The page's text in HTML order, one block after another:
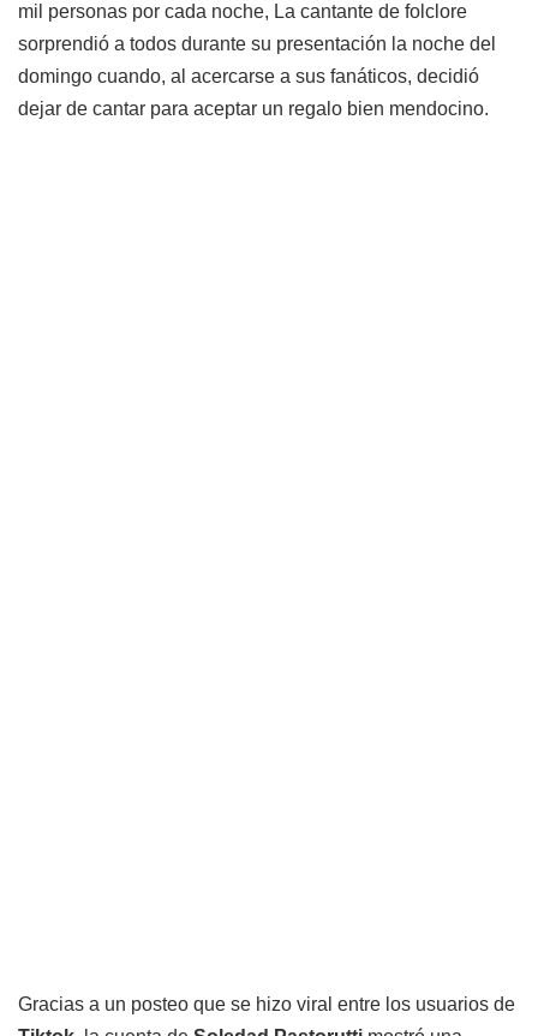
mil personas por cada noche, La cantante de folclore
sorprendió a todos durante su presentación la noche del
domingo cuando, al acercarse a sus fanáticos, decidió
dejar de cantar para aceptar un regalo bien mendocino.
Gracias a un posteo que se hizo viral entre los usuarios de